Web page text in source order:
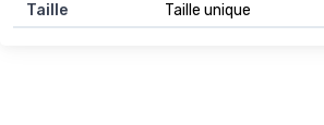
Taille Taille unique